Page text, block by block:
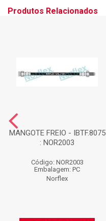
Produtos Relacionados
MANGOTE FREIO - IBTF.8075
: NOR2003
Código: NOR2003
Embalagem: PC
Norflex